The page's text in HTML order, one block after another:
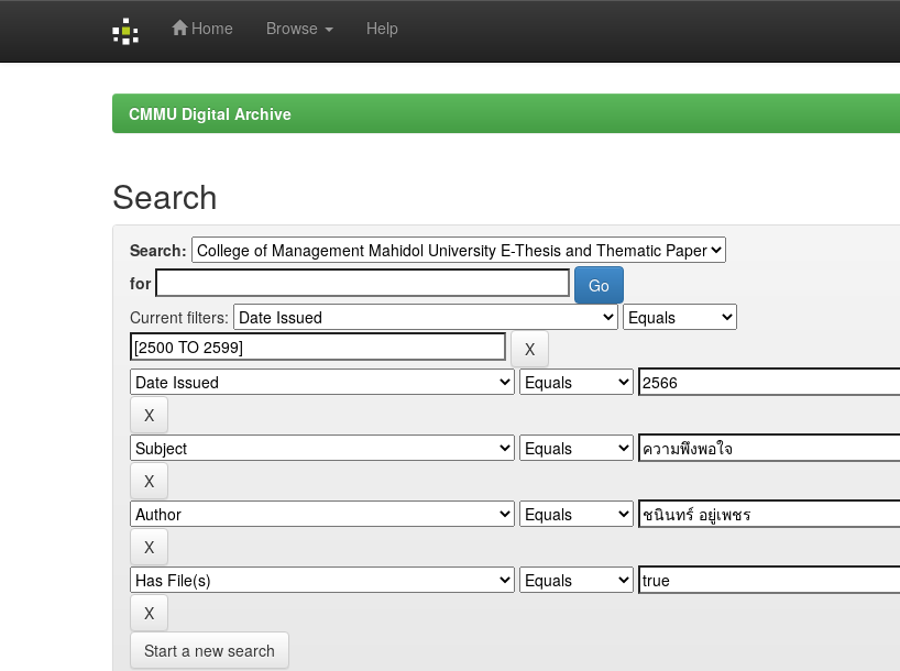
Home Browse Help
CMMU Digital Archive
Search
Search:
for
Current filters:
Start a new search